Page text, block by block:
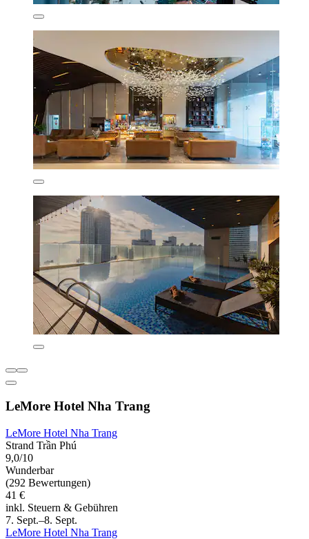
LeMore Hotel Nha Trang
LeMore Hotel Nha Trang
Strand Trần Phú
9,0/10
Wunderbar
(292 Bewertungen)
41 €
inkl. Steuern & Gebühren
7. Sept.–8. Sept.
LeMore Hotel Nha Trang